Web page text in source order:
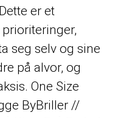
er et
seg selv og sine
på alvor, og
One Size
ByBriller //